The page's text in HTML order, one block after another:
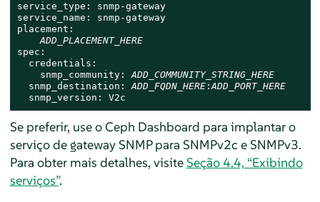
service_type: snmp-gateway
service_name: snmp-gateway
placement:
ADD_PLACEMENT_HERE
spec:
  credentials:
    snmp_community:
ADD_COMMUNITY_STRING_HERE
  snmp_destination:
ADD_FQDN_HERE:ADD_PORT_HERE
  snmp_version: V2c
Se preferir, use o Ceph Dashboard para implantar o
serviço de gateway SNMP para SNMPv2c e SNMPv3.
Para obter mais detalhes, visiteSeção 4.4, “Exibindo
serviços”.